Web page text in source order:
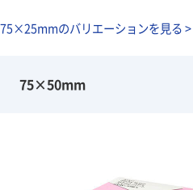
75×25mmのバリエーションを見る >
75×50mm